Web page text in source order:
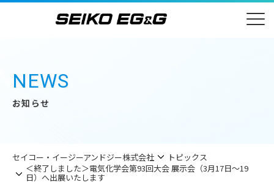
NEWS
お知らせ
セイコー・イージーアンドジー株式会社
トピックス
＜終了しました＞電気化学会第93回大会 展示会（3月17日～19
日）へ出展いたします